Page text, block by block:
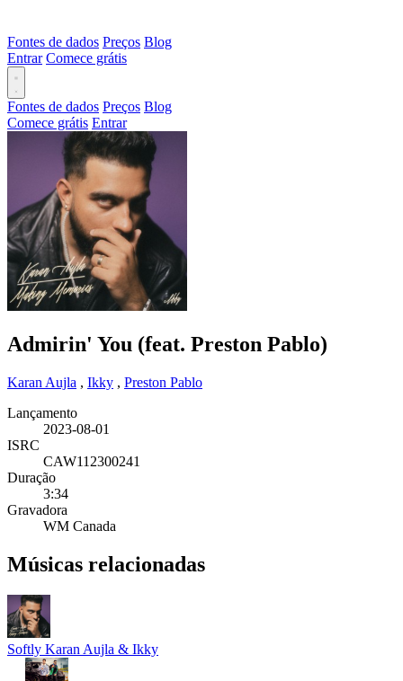
Fontes de dados Preços Blog
Entrar Comece grátis
Fontes de dados Preços Blog
Comece grátis Entrar
Admirin' You (feat. Preston Pablo)
Karan Aujla , Ikky , Preston Pablo
Lançamento
2023-08-01
ISRC
CAW112300241
Duração
3:34
Gravadora
WM Canada
Músicas relacionadas
Softly Karan Aujla & Ikky